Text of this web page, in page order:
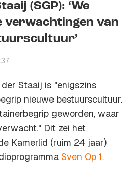
(SGP): ‘We
verwachtingen van
Staaij is "enigszins
nieuwe bestuurscultuur.
geworden, waar
Dit zei het
Kamerlid (ruim 24 jaar)
Sven Op 1.